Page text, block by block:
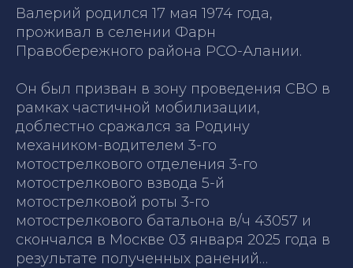
Валерий родился 17 мая 1974 года,
проживал в селении Фарн
Правобережного района РСО-Алании.
Он был призван в зону проведения СВО в
рамках частичной мобилизации,
доблестно сражался за Родину
механиком-водителем 3-го
мотострелкового отделения 3-го
мотострелкового взвода 5-й
мотострелковой роты 3-го
мотострелкового батальона в/ч 43057 и
скончался в Москве 03 января 2025 года в
результате полученных ранений…